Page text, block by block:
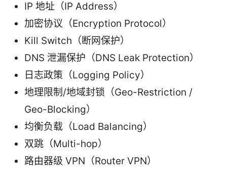
IP 地址（IP Address）
加密协议（Encryption Protocol）
Kill Switch（断网保护）
DNS 泄漏保护（DNS Leak Protection）
日志政策（Logging Policy）
地理限制/地域封锁（Geo-Restriction /
Geo-Blocking）
均衡负载（Load Balancing）
双跳（Multi-hop）
路由器级 VPN（Router VPN）